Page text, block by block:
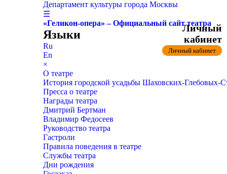
Департамент культуры города Москвы
☰
«Геликон-опера» – Официальный сайт театра
Языки
Ru
En
×
О театре
История городской усадьбы Шаховских-
Пресса о театре
Награды театра
Дмитрий Бертман
Владимир Федосеев
Руководство театра
Гастроли
Правила поведения в театре
Службы театра
Дни рождения
Личный
кабинет
Личный кабинет